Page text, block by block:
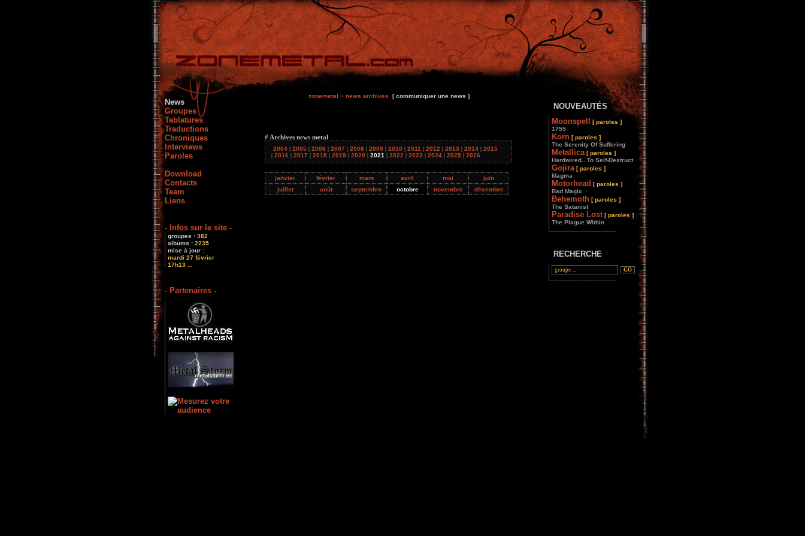
News
Groupes
Tablatures
Traductions
Chroniques
Interviews
Paroles
Download
Contacts
Team
Liens
- Infos sur le site -
groupes : 382
albums : 2235
mise à jour :
mardi 27 février
17h13 ...
- Partenaires -
zonemetal > news archives [ communiquer une news ]
# Archives news metal
2004 | 2005 | 2006 | 2007 | 2008 | 2009 | 2010 | 2011 | 2012 | 2013 | 2014 | 2015
| 2016 | 2017 | 2018 | 2019 | 2020 | 2021 | 2022 | 2023 | 2024 | 2025 | 2026
janvier février mars avril mai
juin
juillet
août septembre octobre novembre décembre
NOUVEAUTÉS
Moonspell
[ paroles ]
1755
Korn [ paroles ]
The Serenity Of Suffering
Metallica [ paroles ]
Hardwired...To Self-Destruct
Gojira [ paroles ]
Magma
Motorhead [ paroles ]
Bad Magic
Behemoth [ paroles ]
The Satanist
Paradise Lost [ paroles ]
The Plague Within
________________
RECHERCHE
________________